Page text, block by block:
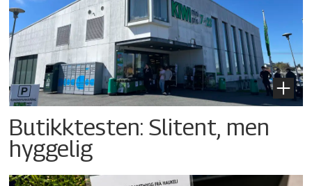
Butikktesten: Slitent, men
hyggelig